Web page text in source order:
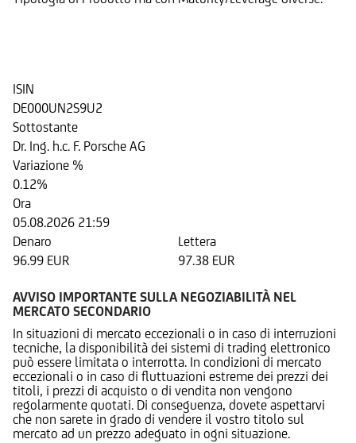
ISIN
DE000UN2S9U2
Sottostante
Dr. Ing. h.c. F. Porsche AG
Variazione %
0.12%
Ora
05.08.2026 21:59
Denaro
Lettera
96.99 EUR
97.38 EUR
AVVISO IMPORTANTE SULLA NEGOZIABILITÀ NEL
MERCATO SECONDARIO
In situazioni di mercato eccezionali o in caso di interruzioni
tecniche, la disponibilità dei sistemi di trading elettronico
può essere limitata o interrotta. In condizioni di mercato
eccezionali o in caso di fluttuazioni estreme dei prezzi dei
titoli, i prezzi di acquisto o di vendita non vengono
regolarmente quotati. Di conseguenza, dovete aspettarvi
che non sarete in grado di vendere il vostro titolo sul
mercato ad un prezzo adeguato in ogni situazione.